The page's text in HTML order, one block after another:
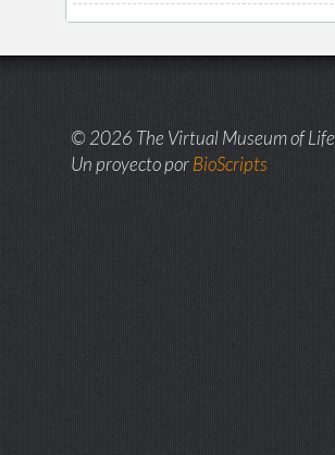
© 2026 The Virtual Museum of Life
Un proyecto porBioScripts